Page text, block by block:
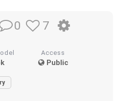
0 7
Access
Public